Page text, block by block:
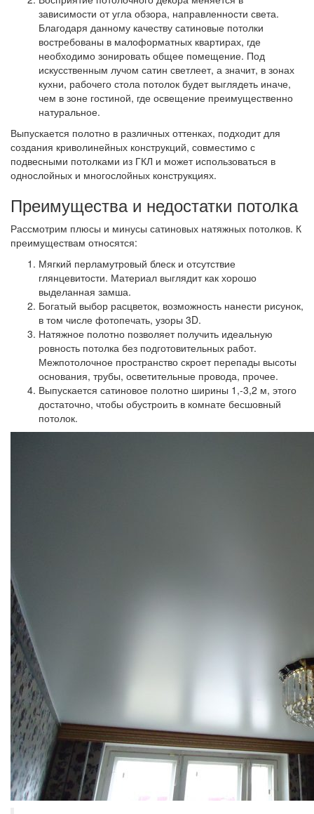
зависимости от угла обзора, направленности света.
Благодаря данному качеству сатиновые потолки
востребованы в малоформатных квартирах, где
необходимо зонировать общее помещение. Под
искусственным лучом сатин светлеет, а значит, в зонах
кухни, рабочего стола потолок будет выглядеть иначе,
чем в зоне гостиной, где освещение преимущественно
натуральное.
Выпускается полотно в различных оттенках, подходит для
создания криволинейных конструкций, совместимо с
подвесными потолками из ГКЛ и может использоваться в
однослойных и многослойных конструкциях.
Преимущества и недостатки потолка
Рассмотрим плюсы и минусы сатиновых натяжных потолков. К
преимуществам относятся:
Мягкий перламутровый блеск и отсутствие
глянцевитости. Материал выглядит как хорошо
выделанная замша.
Богатый выбор расцветок, возможность нанести рисунок,
в том числе фотопечать, узоры 3D.
Натяжное полотно позволяет получить идеальную
ровность потолка без подготовительных работ.
Межпотолочное пространство скроет перепады высоты
основания, трубы, осветительные провода, прочее.
Выпускается сатиновое полотно ширины 1,-3,2 м, этого
достаточно, чтобы обустроить в комнате бесшовный
потолок.